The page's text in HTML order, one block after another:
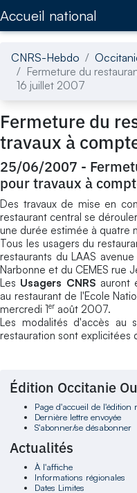
Accueil national
CNRS-Hebdo
Fermeture du
16 juillet 2007
Fermeture du
travaux à
25/06/2007 -
pour travaux à
Des travaux de mise en
restaurant central se
une durée estimée à quatre
Tous les usagers du
restaurants du LAAS
Narbonne et du CEMES rue
Les Usagers CNRS auront
au restaurant de l'Ecole
mercredi 1er août 2007.
Les modalités d'accès
restauration sont explicitées
Édition Occitanie
Page d'accueil de l'édition
Dernière lettre envoyée
S'abonner/se désabonner
Actualités
À l'affiche
Informations régionales
Dates Limites